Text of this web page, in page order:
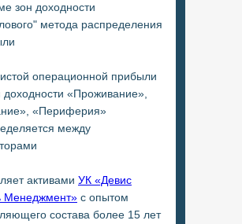
зон доходности
метода распределения
операционной прибыли
доходности «Проживание»,
«Периферия»
между
активами УК «Девис
Менеджмент» с опытом
состава более 15 лет